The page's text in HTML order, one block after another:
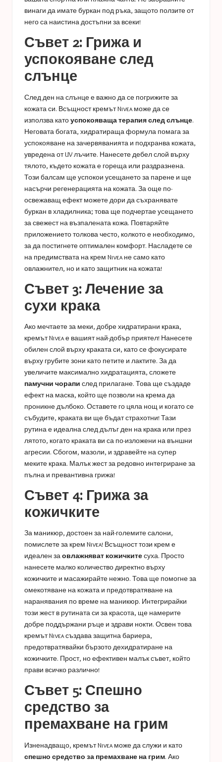
винаги да имате буркан под ръка, защото ползите от
него са наистина достъпни за всеки!
Съвет 2: Грижа и
успокояване след
слънце
След ден на слънце е важно да се погрижите за
кожата си. Всъщност кремът Nivea може да се
използва катоуспокояваща терапия след слънце.
Неговата богата, хидратираща формула помага за
успокояване на зачервяванията и подхранва кожата,
увредена от UV лъчите. Нанесете дебел слой върху
тялото, където кожата е гореща или раздразнена.
Този балсам ще успокои усещането за парене и ще
насърчи регенерацията на кожата. За още по-
освежаващ ефект можете дори да съхранявате
буркан в хладилника; това ще подчертае усещането
за свежест на възпалената кожа. Повтаряйте
приложението толкова често, колкото е необходимо,
за да постигнете оптимален комфорт. Насладете се
на предимствата на крем Nivea не само като
овлажнител, но и като защитник на кожата!
Съвет 3: Лечение за
сухи крака
Ако мечтаете за меки, добре хидратирани крака,
кремът Nivea е вашият най-добър приятел! Нанесете
обилен слой върху краката си, като се фокусирате
върху грубите зони като петите и лактите. За да
увеличите максимално хидратацията, сложете
памучни чорапи след прилагане. Това ще създаде
ефект на маска, който ще позволи на крема да
проникне дълбоко. Оставете го цяла нощ и когато се
събудите, краката ви ще бъдат страхотни! Тази
рутина е идеална след дълъг ден на крака или през
лятото, когато краката ви са по-изложени на външни
агресии. Сбогом, мазоли, и здравейте на супер
меките крака. Малък жест за редовно интегриране за
пълна и превантивна грижа!
Съвет 4: Грижа за
кожичките
За маникюр, достоен за най-големите салони,
помислете за крем Nivea! Всъщност този крем е
идеален заовлажняват кожичкитесуха. Просто
нанесете малко количество директно върху
кожичките и масажирайте нежно. Това ще помогне за
омекотяване на кожата и предотвратяване на
наранявания по време на маникюр. Интегрирайки
този жест в рутината си за красота, ще намерите
добре поддържани ръце и здрави нокти. Освен това
кремът Nivea създава защитна бариера,
предотвратявайки бързото дехидратиране на
кожичките. Прост, но ефективен малък съвет, който
прави всичко различно!
Съвет 5: Спешно
средство за
премахване на грим
Изненадващо, кремът Nivea може да служи и като
спешно средство за премахване на грим. Ако